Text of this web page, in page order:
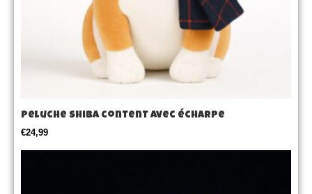
Peluche Shiba content avec écharpe
€24,99